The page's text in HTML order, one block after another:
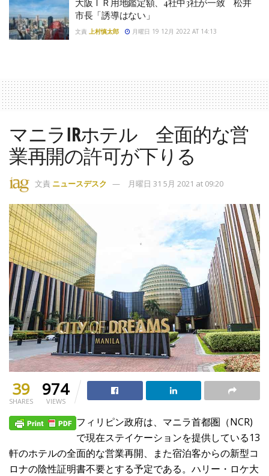
大阪ＩＲ用地鑑定額、4社中3社が一致 松井
市長「誘導はない」
文責 上村慎太郎 月曜日 19 12月 2022 AT 14:13
マニラIRホテル 全面的な営
業再開の許可が下りる
文責 ニュースデスク 月曜日 31 5月 2021 at 09:20
39
SHARES
974
VIEWS
フィリピン政府は、マニラ首都圏（NCR)
で現在ステイケーションを提供している13
軒のホテルの全面的な営業再開、また宿泊客からの新型コ
ロナの陰性証明書不要とする予定である。ハリー・ロケ大